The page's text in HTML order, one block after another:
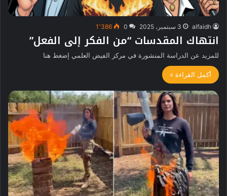
alfaidh 3 سبتمبر، 2025 0 1٬386
انتهاك المقدسات “من الفكر إلى الفعل”
للمزيد عن الدراسة المنشورة في مركز الفيض العلمي إضغط هنا
أكمل القراءة »